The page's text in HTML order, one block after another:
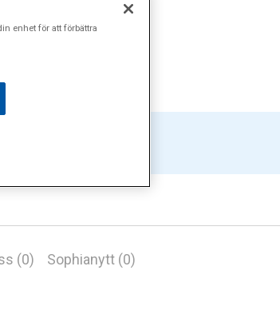
(0) Sophianytt (0)
enhet för att förbättra